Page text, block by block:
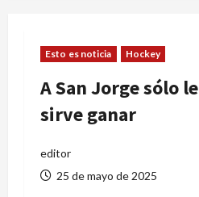
Esto es noticia Hockey
A San Jorge sólo le
sirve ganar
editor
25 de mayo de 2025